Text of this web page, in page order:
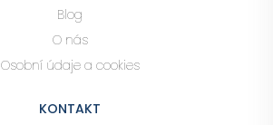
Blog
O nás
Osobní údaje a cookies
KONTAKT